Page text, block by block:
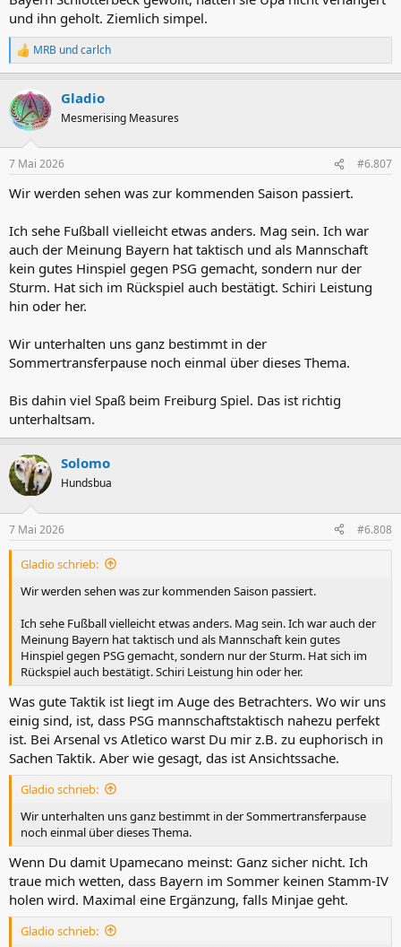
und ihn geholt. Ziemlich simpel.
R
e
k
t
i
e
:
MRB undcarlch
Gladio
Mesmerising Measures
7 Mai 2026 #6.807
Wir werden sehen was zur kommenden Saison passiert.
Ich sehe Fußball vielleicht etwas anders. Mag sein. Ich war
auch der Meinung Bayern hat taktisch und als Mannschaft
kein gutes Hinspiel gegen PSG gemacht, sondern nur der
Sturm. Hat sich im Rückspiel auch bestätigt. Schiri Leistung
hin oder her.
Wir unterhalten uns ganz bestimmt in der
Sommertransferpause noch einmal über dieses Thema.
Bis dahin viel Spaß beim Freiburg Spiel. Das ist richtig
unterhaltsam.
Solomo
Hundsbua
7 Mai 2026 #6.808
Gladio schrieb:
Wir werden sehen was zur kommenden Saison passiert.
Ich sehe Fußball vielleicht etwas anders. Mag sein. Ich war auch der
Meinung Bayern hat taktisch und als Mannschaft kein gutes
Hinspiel gegen PSG gemacht, sondern nur der Sturm. Hat sich im
Rückspiel auch bestätigt. Schiri Leistung hin oder her.
Was gute Taktik ist liegt im Auge des Betrachters. Wo wir uns
einig sind, ist, dass PSG mannschaftstaktisch nahezu perfekt
ist. Bei Arsenal vs Atletico warst Du mir z.B. zu euphorisch in
Sachen Taktik. Aber wie gesagt, das ist Ansichtssache.
Gladio schrieb:
Wir unterhalten uns ganz bestimmt in der Sommertransferpause
noch einmal über dieses Thema.
Wenn Du damit Upamecano meinst: Ganz sicher nicht. Ich
traue mich wetten, dass Bayern im Sommer keinen Stamm-IV
holen wird. Maximal eine Ergänzung, falls Minjae geht.
Gladio schrieb: